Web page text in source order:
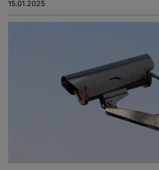
15.01.2025